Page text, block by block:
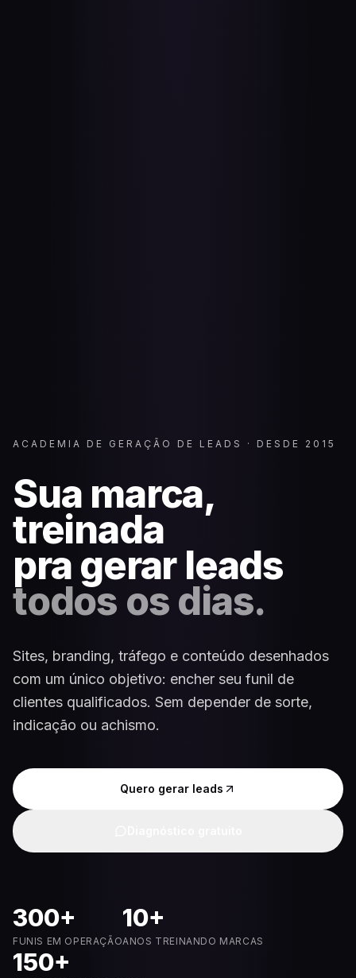
ACADEMIA DE GERAÇÃO DE LEADS · DESDE 2015
Sua marca,
treinada
pra gerar leads
todos os dias.
Sites, branding, tráfego e conteúdo desenhados
com um único objetivo: encher seu funil de
clientes qualificados. Sem depender de sorte,
indicação ou achismo.
Quero gerar leads
300+
FUNIS EM OPERAÇÃO
10+
ANOS TREINANDO MARCAS
150+